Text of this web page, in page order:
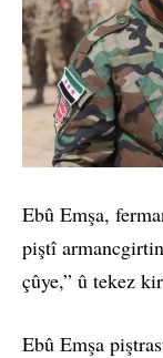
Ebû Emşa,
piştî
çûye,” û tekez
Ebû Emşa